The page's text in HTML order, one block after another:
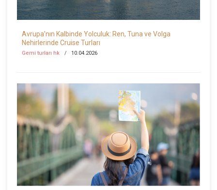
Avrupa’nın Kalbinde Yolculuk: Ren, Tuna ve Volga
Nehirlerinde Cruise Turları
Gemi turları hk 10.04.2026